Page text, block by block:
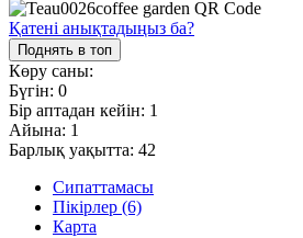
Қатені анықтадыңыз ба?
Поднять в топ
Көру саны:
Бүгін: 0
Бір аптадан кейін: 1
Айына: 1
Барлық уақытта: 42
Сипаттамасы
Пікірлер (6)
Карта